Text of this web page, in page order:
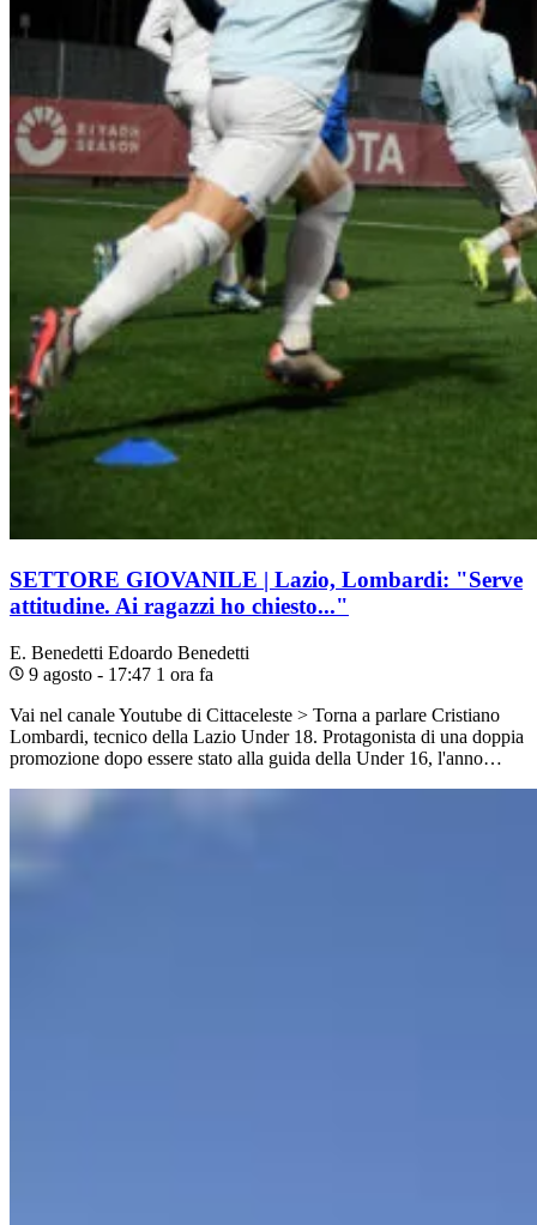
SETTORE GIOVANILE | Lazio, Lombardi: "Serve
attitudine. Ai ragazzi ho chiesto..."
E. Benedetti Edoardo Benedetti
9 agosto - 17:47 1 ora fa
Vai nel canale Youtube di Cittaceleste > Torna a parlare Cristiano
Lombardi, tecnico della Lazio Under 18. Protagonista di una doppia
promozione dopo essere stato alla guida della Under 16, l'anno…